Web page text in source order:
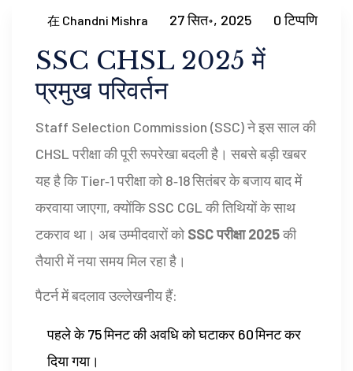
在 Chandni Mishra 27 सित॰, 2025 0 टिप्पणि
SSC CHSL 2025 में
प्रमुख परिवर्तन
Staff Selection Commission (SSC) ने इस साल की
CHSL परीक्षा की पूरी रूपरेखा बदली है। सबसे बड़ी खबर
यह है कि Tier‑1 परीक्षा को 8‑18 सितंबर के बजाय बाद में
करवाया जाएगा, क्योंकि SSC CGL की तिथियों के साथ
टकराव था। अब उम्मीदवारों कोSSC परीक्षा 2025की
तैयारी में नया समय मिल रहा है।
पैटर्न में बदलाव उल्लेखनीय हैं:
पहले के 75 मिनट की अवधि को घटाकर 60 मिनट कर
दिया गया।